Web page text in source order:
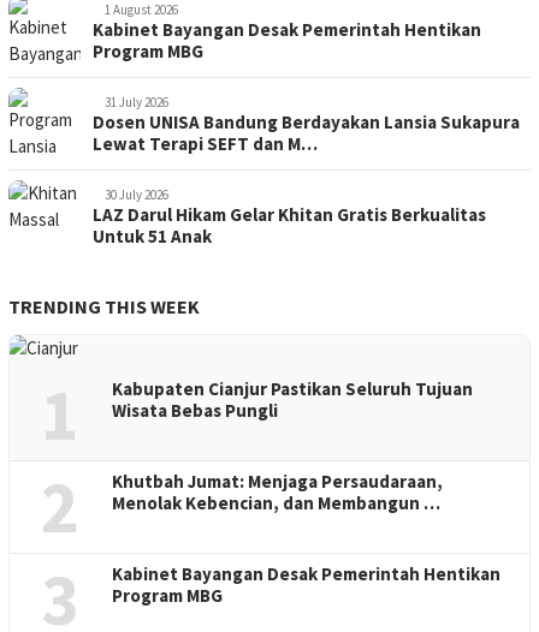
1 August 2026
Kabinet Bayangan Desak Pemerintah Hentikan
Program MBG
31 July 2026
Dosen UNISA Bandung Berdayakan Lansia Sukapura
Lewat Terapi SEFT dan M…
30 July 2026
LAZ Darul Hikam Gelar Khitan Gratis Berkualitas
Untuk 51 Anak
TRENDING THIS WEEK
1
Kabupaten Cianjur Pastikan Seluruh Tujuan
Wisata Bebas Pungli
2
Khutbah Jumat: Menjaga Persaudaraan,
Menolak Kebencian, dan Membangun …
3
Kabinet Bayangan Desak Pemerintah Hentikan
Program MBG